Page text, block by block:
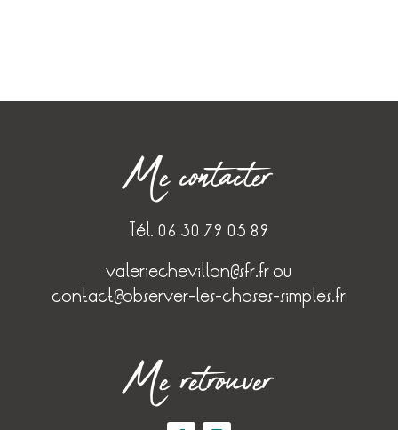
Me contacter
Tél. 06 30 79 05 89
valeriechevillon@sfr.frou
contact@observer-les-choses-simples.fr
Me retrouver